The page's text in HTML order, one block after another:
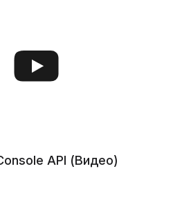
API (Видео)